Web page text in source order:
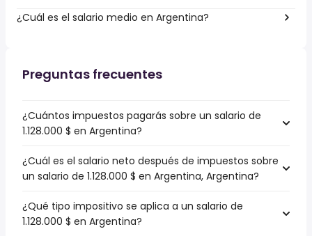
¿Cuál es el salario medio en Argentina?
Preguntas frecuentes
¿Cuántos impuestos pagarás sobre un salario de
1.128.000 $ en Argentina?
¿Cuál es el salario neto después de impuestos sobre
un salario de 1.128.000 $ en Argentina, Argentina?
¿Qué tipo impositivo se aplica a un salario de
1.128.000 $ en Argentina?